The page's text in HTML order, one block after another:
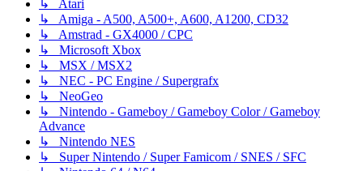
↳ Atari
↳ Amiga - A500, A500+, A600, A1200, CD32
↳ Amstrad - GX4000 / CPC
↳ Microsoft Xbox
↳ MSX / MSX2
↳ NEC - PC Engine / Supergrafx
↳ NeoGeo
↳ Nintendo - Gameboy / Gameboy Color / Gameboy
Advance
↳ Nintendo NES
↳ Super Nintendo / Super Famicom / SNES / SFC